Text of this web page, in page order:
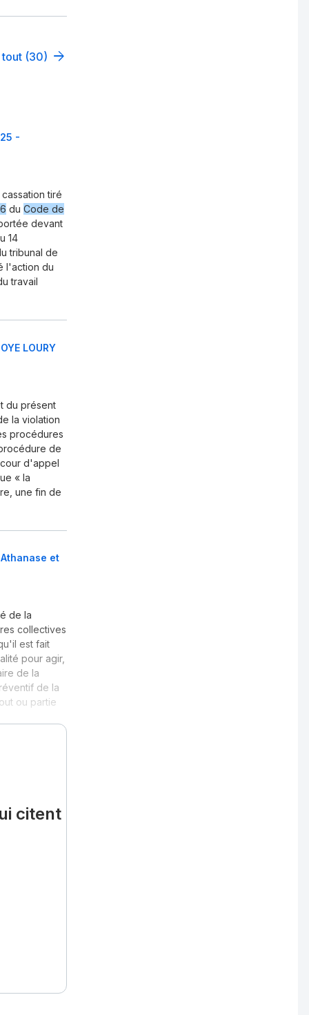
(30)
-
tiré
du Code de
devant
14
tribunal de
l'action du
travail
LOURY
du présent
la violation
procédures
de
d'appel
« la
une fin de
Athanase et
de la
collectives
est fait
pour agir,
de la
de la
ou partie
citent